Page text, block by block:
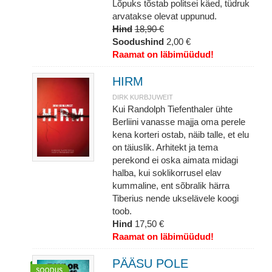
Lõpuks tõstab politsei käed, tüdruk
arvatakse olevat uppunud.
Hind 18,90 €
Soodushind 2,00 €
Raamat on läbimüüdud!
HIRM
DIRK KURBJUWEIT
Kui Randolph Tiefenthaler ühte
Berliini vanasse majja oma perele
kena korteri ostab, näib talle, et elu
on täiuslik. Arhitekt ja tema
perekond ei oska aimata midagi
halba, kui soklikorrusel elav
kummaline, ent sõbralik härra
Tiberius nende ukselävele koogi
toob.
Hind 17,50 €
Raamat on läbimüüdud!
PÄÄSU POLE